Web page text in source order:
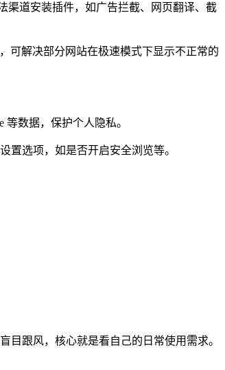
道安装插件，如广告拦截、网页翻译、截
解决部分网站在极速模式下显示不正常的
数据，保护个人隐私。
选项，如是否开启安全浏览等。
跟风，核心就是看自己的日常使用需求。